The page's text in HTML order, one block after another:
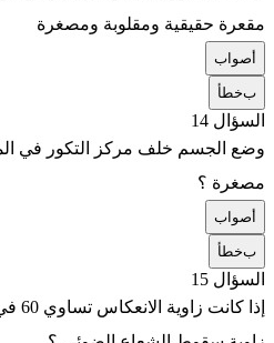
مقعرة حقيقية ومقلوبة ومصغرة
صواب
بخطأ
السؤال 14
وضع الجسم خلف مركز التكور في
مصغرة ؟
صواب
بخطأ
السؤال 15
إذا